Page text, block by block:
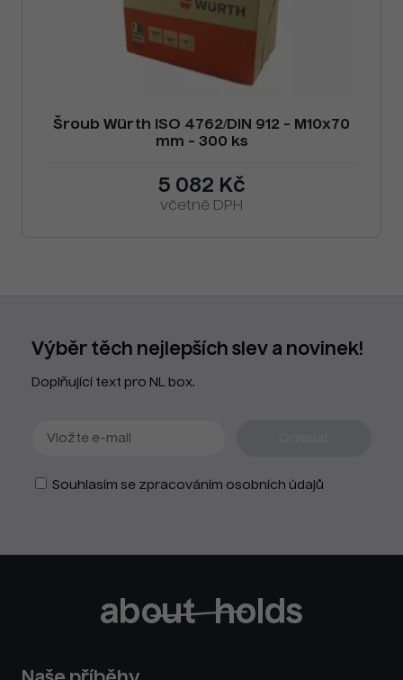
Šroub Würth ISO 4762/DIN 912 - M10x70
mm - 300 ks
5 082 Kč
včetně DPH
Výběr těch nejlepších slev a novinek!
Doplňující text pro NL box.
Souhlasím se zpracováním osobních údajů